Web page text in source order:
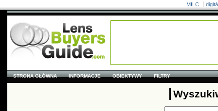
MILC
STRONA GŁÓWNA INFORMACJE OBIEKTYWY FILTRY